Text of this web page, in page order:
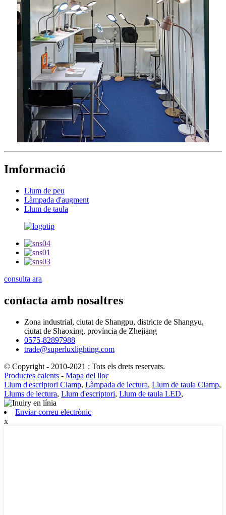
Imformació
Llum de peu
Làmpada d'augment
Llum de taula
consulta ara
contacta amb nosaltres
Zona industrial, ciutat de Shangpu, districte de Shangyu,
ciutat de Shaoxing, província de Zhejiang
0575-82897988
trade@superluxlighting.com
© Copyright - 2010-2021 : Tots els drets reservats.
Productes calents - Mapa del lloc
Llum d'escriptori Clamp, Làmpada de lectura, Llum de taula Clamp,
Llums de lectura, Llum d'escriptori, Llum de taula LED,
Enviar correu electrònic
x